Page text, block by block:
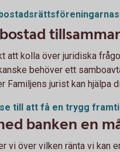
att kolla över juridiska
behöver ett
Familjens jurist kan hjälpa
till att få en trygg
banken en
vi över vilken ränta vi kan